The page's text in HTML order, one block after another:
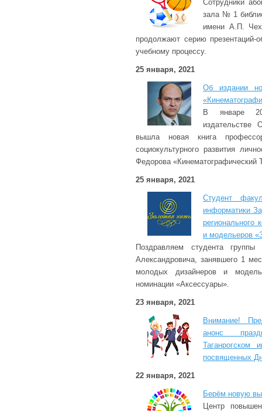
Сотрудники
зала № 1
имени А.П.
продолжают серию презентаций-
учебному процессу.
25 января, 2021
Об издании
В январе
вышла новая книга
социокультурного развития
Федорова «Кинематографический
25 января, 2021
Студент
информатики
регионального
и модельеров
Поздравляем студента
Александровича, занявшего 1
молодых дизайнеров и
номинации «Аксессуары».
23 января, 2021
Внимание!
анонс
Таганрогском
посвященных
22 января, 2021
Берём новую
Центр